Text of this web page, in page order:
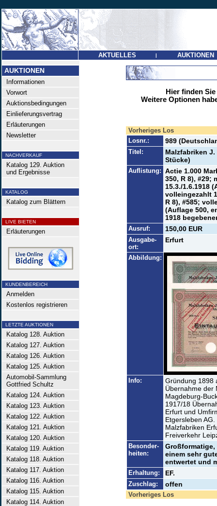
AKTUELLES | AUKTIONEN
AUKTIONEN
Informationen
Vorwort
Auktionsbedingungen
Einlieferungsvertrag
Erläuterungen
Newsletter
NACHVERKAUF
Katalog 129. Auktion
und Ergebnisse
KATALOG
Katalog zum Blättern
LIVE BIETEN
Erläuterungen
KUNDENBEREICH
Anmelden
Kostenlos registrieren
LETZTE AUKTIONEN
Katalog 128. Auktion
Katalog 127. Auktion
Katalog 126. Auktion
Katalog 125. Auktion
Automobil-Sammlung
Gottfried Schultz
Katalog 124. Auktion
Katalog 123. Auktion
Katalog 122. Auktion
Katalog 121. Auktion
Katalog 120. Auktion
Katalog 119. Auktion
Katalog 118. Auktion
Katalog 117. Auktion
Katalog 116. Auktion
Katalog 115. Auktion
Katalog 114. Auktion
Hier finden
Weitere Optionen
Vorheriges Los
Losnr.:
989
Titel:
Malzfabriken J.
Stücke)
Auflistung: Actie 1.000
350, R 8), #29;
15.3./1.6.1918
volleingezahlt
R 8), #585;
(Auflage 500,
1918
Ausruf: 150,00 EUR
Ausgabe-
ort:
Erfurt
Abbildung:
Info:
Gründung 1898
Übernahme der
Magdeburg-
1917/18
Erfurt und
Etgersleben
Malzfabriken
Freiverkehr
Besonder-
heiten:
einem sehr
entwertet und
Erhaltung: EF.
Zuschlag: offen
Vorheriges Los